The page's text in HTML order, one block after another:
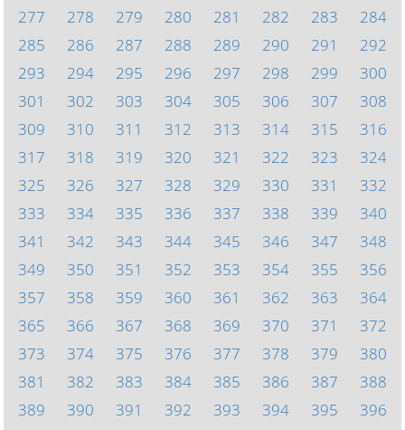
277
278 279 280 281 282 283
284
285
286 287 288 289 290 291
292
293
294 295 296 297 298 299
300
301
302 303 304 305 306 307
308
309
310 311 312 313 314 315
316
317
318 319 320 321 322 323
324
325
326 327 328 329 330 331
332
333
334 335 336 337 338 339
340
341
342 343 344 345 346 347
348
349
350 351 352 353 354 355
356
357
358 359 360 361 362 363
364
365
366 367 368 369 370 371
372
373
374 375 376 377 378 379
380
381
382 383 384 385 386 387
388
389
390 391 392 393 394 395
396